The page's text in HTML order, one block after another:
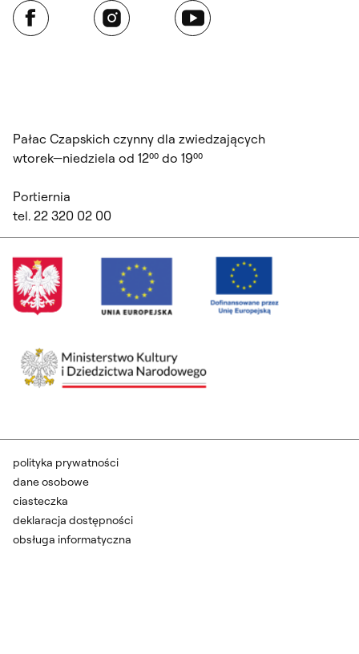
Facebook Instagram YouTube
Pałac Czapskich czynny dla zwiedzających
wtorek—niedziela od 12⁰⁰ do 19⁰⁰
Portiernia
tel. 22 320 02 00
polityka prywatności
dane osobowe
ciasteczka
deklaracja dostępności
obsługa informatyczna